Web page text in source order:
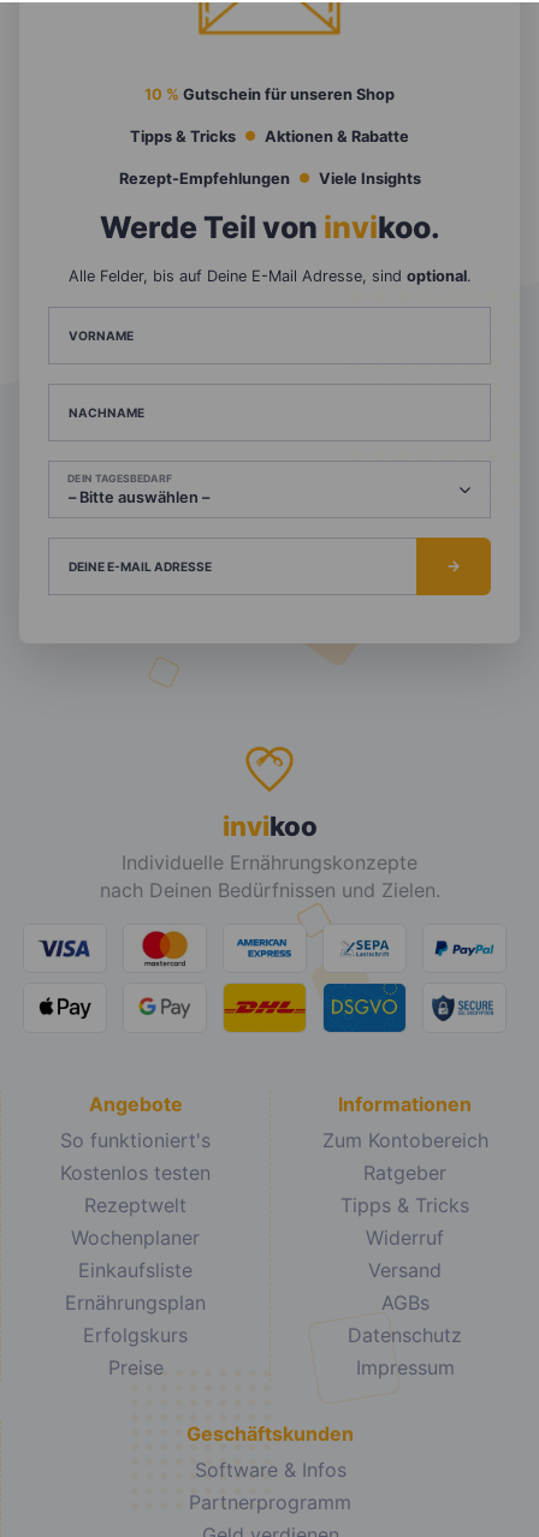
10 % Gutschein für unseren Shop
Tipps & Tricks Aktionen & Rabatte
Rezept-Empfehlungen Viele Insights
Werde Teil von invikoo.
Alle Felder, bis auf Deine E-Mail Adresse, sind optional.
VORNAME
NACHNAME
DEIN TAGESBEDARF
DEINE E-MAIL ADRESSE
invikoo
Individuelle Ernährungskonzepte
nach Deinen Bedürfnissen und Zielen.
Angebote
So funktioniert's
Kostenlos testen
Rezeptwelt
Wochenplaner
Einkaufsliste
Ernährungsplan
Erfolgskurs
Preise
Informationen
Zum Kontobereich
Ratgeber
Tipps & Tricks
Widerruf
Versand
AGBs
Datenschutz
Impressum
Geschäftskunden
Software & Infos
Partnerprogramm